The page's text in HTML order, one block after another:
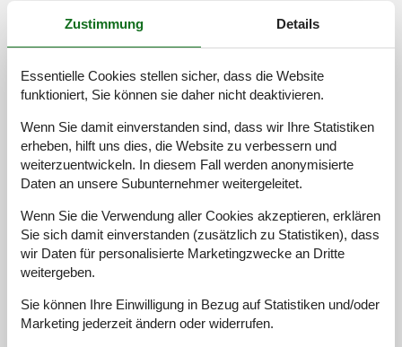
2 externe Bewertungen
Einchecken: 5 Reinigung: 4 Komfort:
Einrichtungen:
3 Lage: 5 Preis-Leistung:
4,0 juni 2025
Einchecken: 5 Reinigung: 4 Komfort:
Einrichtungen:
4 Lage: 4 Preis-Leistung:
Allgemein:
Wir waren im Juni 2025 für 10 Tage in dem Ferienhaus.
CheckIn hat super über den nahegelegenen Campingplatz
funktioniert. Die Mitarbeiter waren sehr nett sowie
auskunftsfreudig. Das Haus liegt in am Ende einer Sackgasse
Einrichtung ist etwas in die Jahre gekommen, für uns aber noch
in Ordnung. Hier könnte der Eigentümer etwas nachbessern.
Zustimmung Details
Essentielle Cookies stellen sicher, dass die Website
funktioniert, Sie können sie daher nicht deaktivieren.
Wenn Sie damit einverstanden sind, dass wir Ihre Statistiken
erheben, hilft uns dies, die Website zu verbessern und
weiterzuentwickeln. In diesem Fall werden anonymisierte
Daten an unsere Subunternehmer weitergeleitet.
Wenn Sie die Verwendung aller Cookies akzeptieren, erklären
Sie sich damit einverstanden (zusätzlich zu Statistiken), dass
wir Daten für personalisierte Marketingzwecke an Dritte
weitergeben.
Sie können Ihre Einwilligung in Bezug auf Statistiken und/oder
Marketing jederzeit ändern oder widerrufen.